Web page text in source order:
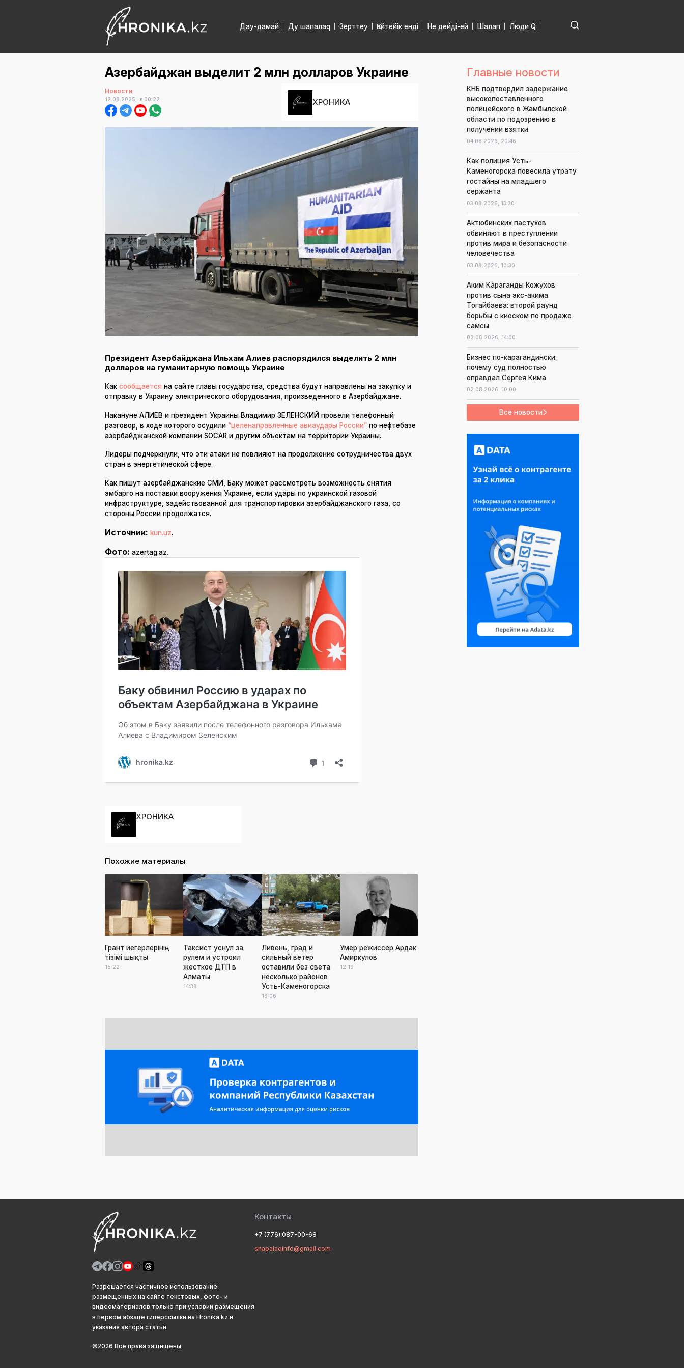
Дау-дамай Ду шапалаq Зерттеу Қайтейік енді Не дейді-ей Шалап Люди Q
Азербайджан выделит 2 млн долларов Украине
Новости
12.08.2025, в 00:22 ХРОНИКА
Президент Азербайджана Ильхам Алиев распорядился выделить 2 млн
долларов на гуманитарную помощь Украине
Как сообщается на сайте главы государства, средства будут направлены на закупку и
отправку в Украину электрического оборудования, произведенного в Азербайджане.
Накануне АЛИЕВ и президент Украины Владимир ЗЕЛЕНСКИЙ провели телефонный
разговор, в ходе которого осудили “целенаправленные авиаудары России”по нефтебазе
азербайджанской компании SOCAR и другим объектам на территории Украины.
Лидеры подчеркнули, что эти атаки не повлияют на продолжение сотрудничества двух
стран в энергетической сфере.
Как пишут азербайджанские СМИ, Баку может рассмотреть возможность снятия
эмбарго на поставки вооружения Украине, если удары по украинской газовой
инфраструктуре, задействованной для транспортировки азербайджанского газа, со
стороны России продолжатся.
Источник: kun.uz.
Фото: azertag.az.
ХРОНИКА
Похожие материалы
Грант иегерлерінің
тізімі шықты
15:22
Таксист уснул за
рулем и устроил
жесткое ДТП в
Алматы
14:38
Ливень, град и
сильный ветер
оставили без света
несколько районов
Усть-Каменогорска
16:06
Умер режиссер Ардак
Амиркулов
12:19
Главные новости
КНБ подтвердил задержание
высокопоставленного
полицейского в Жамбылской
области по подозрению в
получении взятки
04.08.2026, 20:46
Как полиция Усть-
Каменогорска повесила утрату
гостайны на младшего
сержанта
03.08.2026, 13:30
Актюбинских пастухов
обвиняют в преступлении
против мира и безопасности
человечества
03.08.2026, 10:30
Аким Караганды Кожухов
против сына экс-акима
Тогайбаева: второй раунд
борьбы с киоском по продаже
самсы
02.08.2026, 14:00
Бизнес по-карагандински:
почему суд полностью
оправдал Сергея Кима
02.08.2026, 10:00
Все новости
Разрешается частичное использование
размещенных на сайте текстовых, фото- и
видеоматериалов только при условии размещения
в первом абзаце гиперссылки на Hronika.kz и
указания автора статьи
©2026 Все права защищены
Контакты
+7 (776) 087-00-68
shapalaqinfo@gmail.com